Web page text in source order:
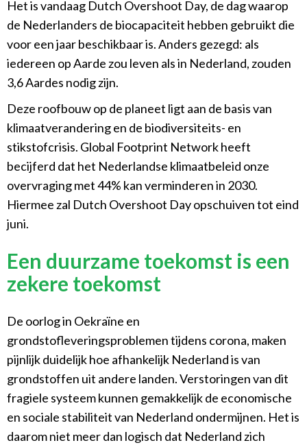
Het is vandaag Dutch Overshoot Day, de dag waarop
de Nederlanders de biocapaciteit hebben gebruikt die
voor een jaar beschikbaar is. Anders gezegd: als
iedereen op Aarde zou leven als in Nederland, zouden
3,6 Aardes nodig zijn.
Deze roofbouw op de planeet ligt aan de basis van
klimaatverandering en de biodiversiteits- en
stikstofcrisis. Global Footprint Network heeft
becijferd dat het Nederlandse klimaatbeleid onze
overvraging met 44% kan verminderen in 2030.
Hiermee zal Dutch Overshoot Day opschuiven tot eind
juni.
Een duurzame toekomst is een
zekere toekomst
De oorlog in Oekraïne en
grondstofleveringsproblemen tijdens corona, maken
pijnlijk duidelijk hoe afhankelijk Nederland is van
grondstoffen uit andere landen. Verstoringen van dit
fragiele systeem kunnen gemakkelijk de economische
en sociale stabiliteit van Nederland ondermijnen. Het is
daarom niet meer dan logisch dat Nederland zich